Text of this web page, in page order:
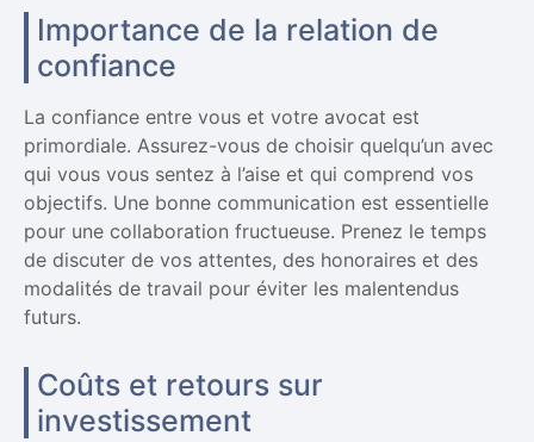
Importance de la relation de
confiance
La confiance entre vous et votre avocat est
primordiale. Assurez-vous de choisir quelqu’un avec
qui vous vous sentez à l’aise et qui comprend vos
objectifs. Une bonne communication est essentielle
pour une collaboration fructueuse. Prenez le temps
de discuter de vos attentes, des honoraires et des
modalités de travail pour éviter les malentendus
futurs.
Coûts et retours sur
investissement